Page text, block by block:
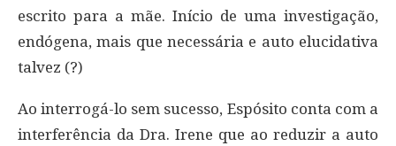
escrito para a mãe. Início de uma investigação,
endógena, mais que necessária e auto elucidativa
talvez (?)
Ao interrogá-lo sem sucesso, Espósito conta com a
interferência da Dra. Irene que ao reduzir a auto